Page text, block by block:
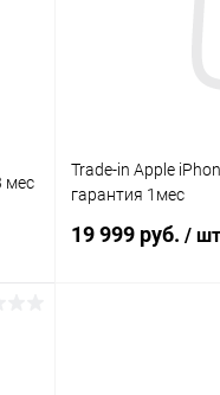
мес
Trade-in Apple
гарантия 1мес
19 999 руб. / шт